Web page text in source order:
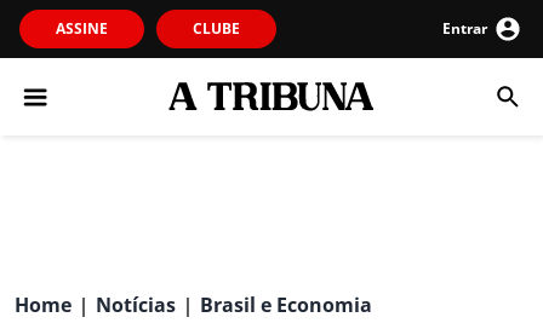
ASSINE CLUBE Entrar
Home | Notícias | Brasil e Economia